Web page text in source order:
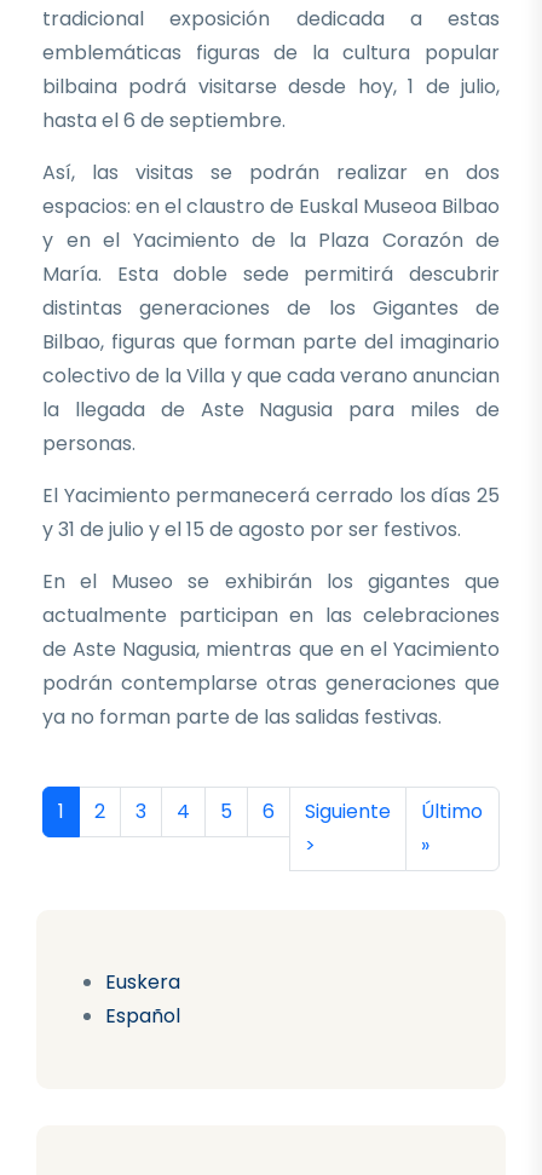
Euskera
Español
tradicional exposición dedicada a estas
emblemáticas figuras de la cultura popular
bilbaina podrá visitarse desde hoy, 1 de julio,
hasta el 6 de septiembre.
Así, las visitas se podrán realizar en dos
espacios: en el claustro de Euskal Museoa Bilbao
y en el Yacimiento de la Plaza Corazón de
María. Esta doble sede permitirá descubrir
distintas generaciones de los Gigantes de
Bilbao, figuras que forman parte del imaginario
colectivo de la Villa y que cada verano anuncian
la llegada de Aste Nagusia para miles de
personas.
El Yacimiento permanecerá cerrado los días 25
y 31 de julio y el 15 de agosto por ser festivos.
En el Museo se exhibirán los gigantes que
actualmente participan en las celebraciones
de Aste Nagusia, mientras que en el Yacimiento
podrán contemplarse otras generaciones que
ya no forman parte de las salidas festivas.
Paginación
Página actual
1 Página
2 Página
3 Página
4 Página
5 Página
6 Siguiente página
Siguiente
>
Última
Último
»